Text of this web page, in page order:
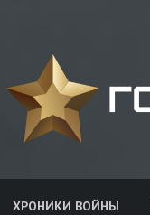
ХРОНИКИ ВОЙНЫ